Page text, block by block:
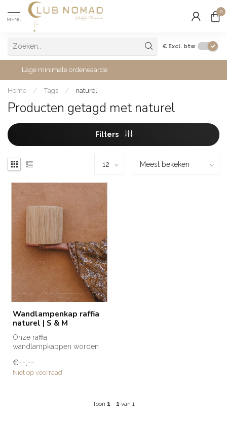
MENU
0
€ Excl. btw
Lage minimale orderwaarde
Home / Tags / naturel
Producten getagd met naturel
Filters
Wandlampenkap raffia
naturel | S & M
Onze raffia
wandlampkappen worden
de getalenteerde amba...
€--,--
Niet op voorraad
Toon 1 - 1 van 1